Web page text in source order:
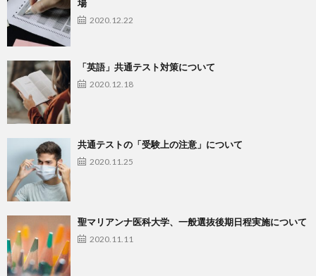
場
2020.12.22
「英語」共通テスト対策について
2020.12.18
共通テストの「受験上の注意」について
2020.11.25
聖マリアンナ医科大学、一般選抜後期日程実施について
2020.11.11